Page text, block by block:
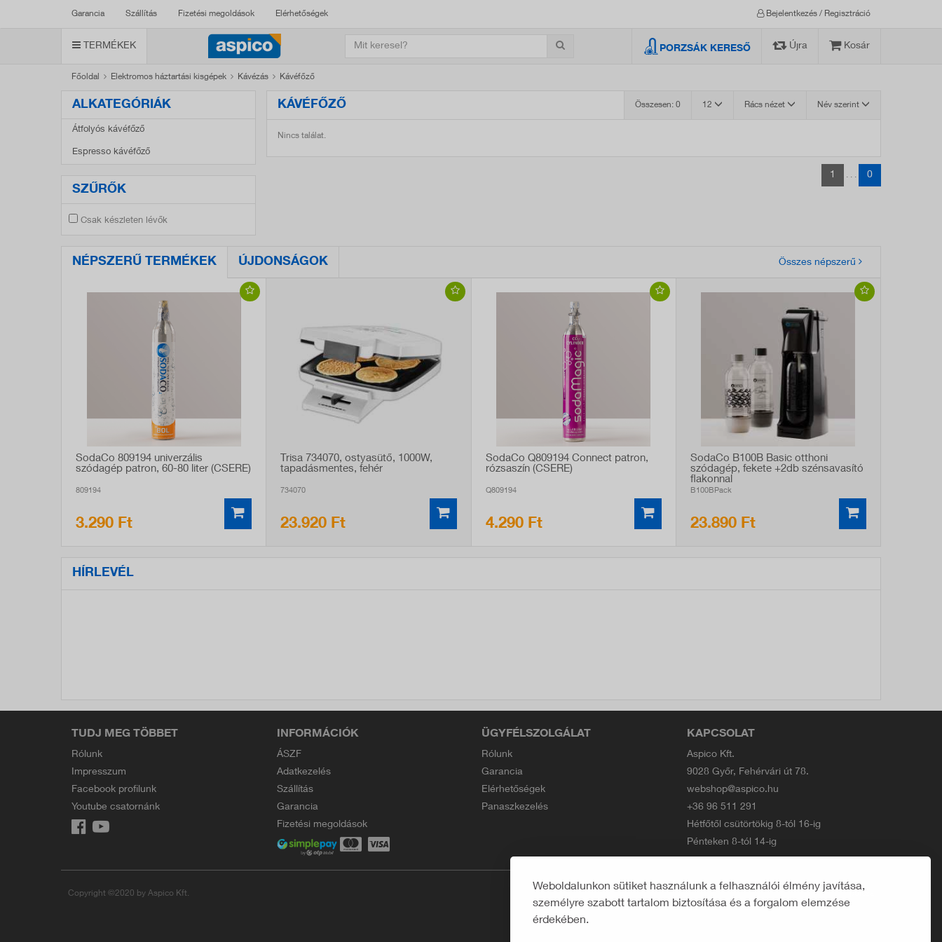
Weboldalunkon sütiket használunk a felhasználói élmény javítása,
személyre szabott tartalom biztosítása és a forgalom elemzése
érdekében.
Garancia Szállítás Fizetési megoldások Elérhetőségek Bejelentkezés / Regisztráció
TERMÉKEK PORZSÁK KERESŐ Újra Kosár
Főoldal Elektromos háztartási kisgépek Kávézás Kávéfőző
ALKATEGÓRIÁK
Átfolyós kávéfőző
Espresso kávéfőző
SZŰRŐK
Csak készleten lévők
KÁVÉFŐZŐ Név szerint
Rács nézet
12
Összesen: 0
Nincs találat.
1 . . . 0
NÉPSZERŰ TERMÉKEK ÚJDONSÁGOK Összes népszerű
SodaCo 809194 univerzális
szódagép patron, 60-80 liter (CSERE)
809194
3.290 Ft
Trisa 734070, ostyasütő, 1000W,
tapadásmentes, fehér
734070
23.920 Ft
SodaCo Q809194 Connect patron,
rózsaszín (CSERE)
Q809194
4.290 Ft
SodaCo B100B Basic otthoni
szódagép, fekete +2db szénsavasító
flakonnal
B100BPack
23.890 Ft
HÍRLEVÉL
TUDJ MEG TÖBBET
Rólunk
Impresszum
Facebook profilunk
Youtube csatornánk
INFORMÁCIÓK
ÁSZF
Adatkezelés
Szállítás
Garancia
Fizetési megoldások
ÜGYFÉLSZOLGÁLAT
Rólunk
Garancia
Elérhetőségek
Panaszkezelés
KAPCSOLAT
Aspico Kft.
9028 Győr, Fehérvári út 78.
webshop@aspico.hu
+36 96 511 291
Hétfőtől csütörtökig 8-tól 16-ig
Pénteken 8-tól 14-ig
Copyright ©2020 by Aspico Kft. Developed by